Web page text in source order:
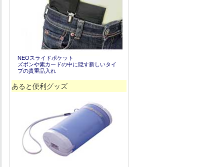
NEOスライドポケット
ズボンや素カードの中に隠す新しいタイ
プの貴重品入れ
あると便利グッズ